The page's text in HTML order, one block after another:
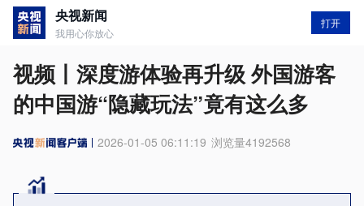
央视新闻
我用心你放心
打开
视频丨深度游体验再升级 外国游客
的中国游“隐藏玩法”竟有这么多
2026-01-05 06:11:19 浏览量4192568